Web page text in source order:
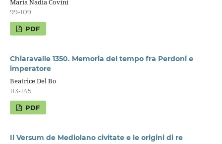
Maria Nadia Covini
99-109
PDF
Chiaravalle 1350. Memoria del tempo fra Perdoni e
imperatore
Beatrice Del Bo
113-145
PDF
Il Versum de Mediolano civitate e le origini di re